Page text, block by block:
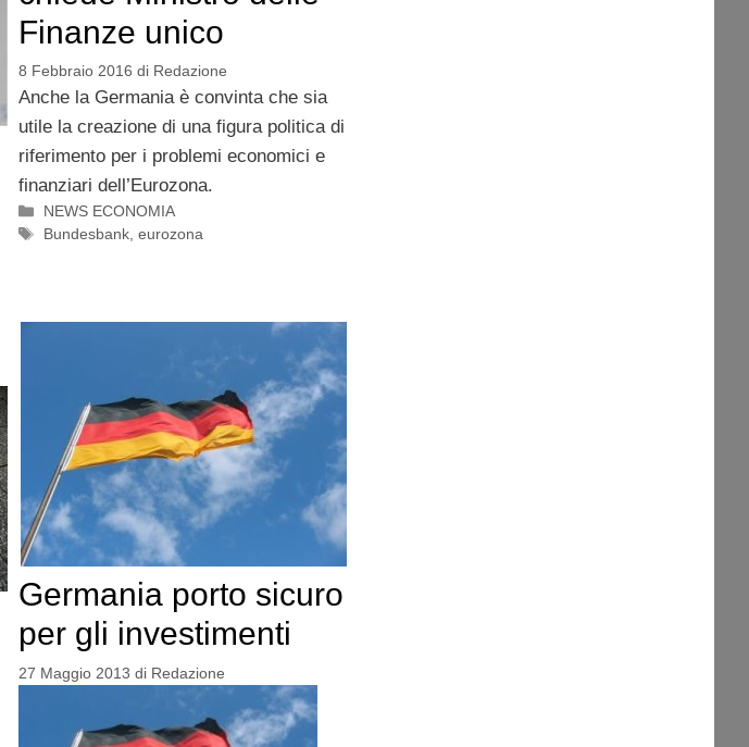
Finanze unico
8 Febbraio 2016 di Redazione
Anche la Germania è convinta che sia
utile la creazione di una figura politica di
riferimento per i problemi economici e
finanziari dell’Eurozona.
Categorie
NEWS ECONOMIA
Tag
Bundesbank,eurozona
Germania porto sicuro
per gli investimenti
27 Maggio 2013 di Redazione